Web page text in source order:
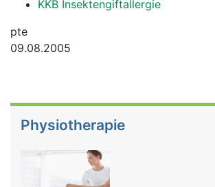
KKB Insektengiftallergie
pte
09.08.2005
Physiotherapie